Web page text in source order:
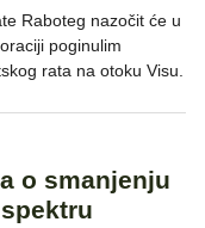
Raboteg nazočit će u
poginulim
rata na otoku Visu.
o smanjenju